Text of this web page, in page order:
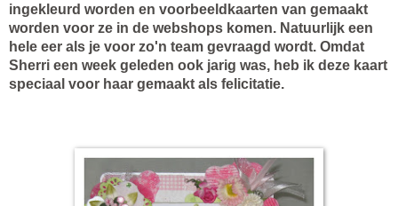
ingekleurd worden en voorbeeldkaarten van gemaakt
worden voor ze in de webshops komen. Natuurlijk een
hele eer als je voor zo'n team gevraagd wordt. Omdat
Sherri een week geleden ook jarig was, heb ik deze kaart
speciaal voor haar gemaakt als felicitatie.